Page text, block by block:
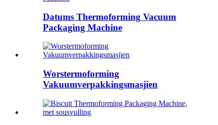
Datums Thermoforming Vacuum
Packaging Machine
Worstermoforming
Vakuumverpakkingsmasjien